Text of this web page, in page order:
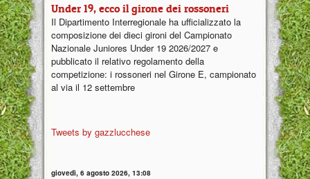
Under 19, ecco il girone dei rossoneri
Il Dipartimento Interregionale ha ufficializzato la
composizione dei dieci gironi del Campionato
Nazionale Juniores Under 19 2026/2027 e
pubblicato il relativo regolamento della
competizione: i rossoneri nel Girone E, campionato
al via il 12 settembre
Tweets by gazzlucchese
giovedì, 6 agosto 2026, 13:08